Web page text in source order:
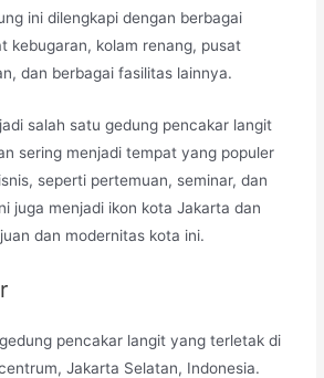
ini dilengkapi dengan berbagai
kebugaran, kolam renang, pusat
dan berbagai fasilitas lainnya.
salah satu gedung pencakar langit
sering menjadi tempat yang populer
seperti pertemuan, seminar, dan
juga menjadi ikon kota Jakarta dan
dan modernitas kota ini.
pencakar langit yang terletak di
Jakarta Selatan, Indonesia.